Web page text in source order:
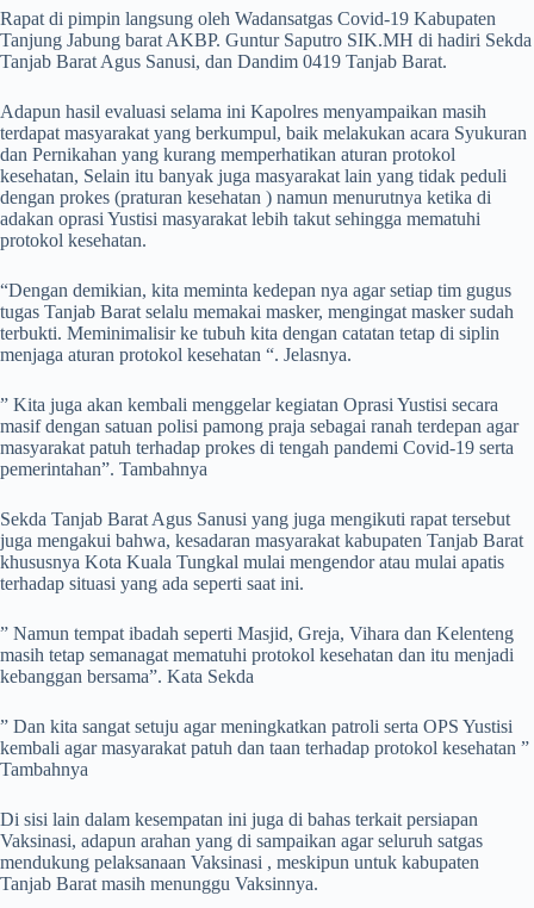
Rapat di pimpin langsung oleh Wadansatgas Covid-19 Kabupaten
Tanjung Jabung barat AKBP. Guntur Saputro SIK.MH di hadiri Sekda
Tanjab Barat Agus Sanusi, dan Dandim 0419 Tanjab Barat.
Adapun hasil evaluasi selama ini Kapolres menyampaikan masih
terdapat masyarakat yang berkumpul, baik melakukan acara Syukuran
dan Pernikahan yang kurang memperhatikan aturan protokol
kesehatan, Selain itu banyak juga masyarakat lain yang tidak peduli
dengan prokes (praturan kesehatan ) namun menurutnya ketika di
adakan oprasi Yustisi masyarakat lebih takut sehingga mematuhi
protokol kesehatan.
“Dengan demikian, kita meminta kedepan nya agar setiap tim gugus
tugas Tanjab Barat selalu memakai masker, mengingat masker sudah
terbukti. Meminimalisir ke tubuh kita dengan catatan tetap di siplin
menjaga aturan protokol kesehatan “. Jelasnya.
” Kita juga akan kembali menggelar kegiatan Oprasi Yustisi secara
masif dengan satuan polisi pamong praja sebagai ranah terdepan agar
masyarakat patuh terhadap prokes di tengah pandemi Covid-19 serta
pemerintahan”. Tambahnya
Sekda Tanjab Barat Agus Sanusi yang juga mengikuti rapat tersebut
juga mengakui bahwa, kesadaran masyarakat kabupaten Tanjab Barat
khususnya Kota Kuala Tungkal mulai mengendor atau mulai apatis
terhadap situasi yang ada seperti saat ini.
” Namun tempat ibadah seperti Masjid, Greja, Vihara dan Kelenteng
masih tetap semanagat mematuhi protokol kesehatan dan itu menjadi
kebanggan bersama”. Kata Sekda
” Dan kita sangat setuju agar meningkatkan patroli serta OPS Yustisi
kembali agar masyarakat patuh dan taan terhadap protokol kesehatan ”
Tambahnya
Di sisi lain dalam kesempatan ini juga di bahas terkait persiapan
Vaksinasi, adapun arahan yang di sampaikan agar seluruh satgas
mendukung pelaksanaan Vaksinasi , meskipun untuk kabupaten
Tanjab Barat masih menunggu Vaksinnya.